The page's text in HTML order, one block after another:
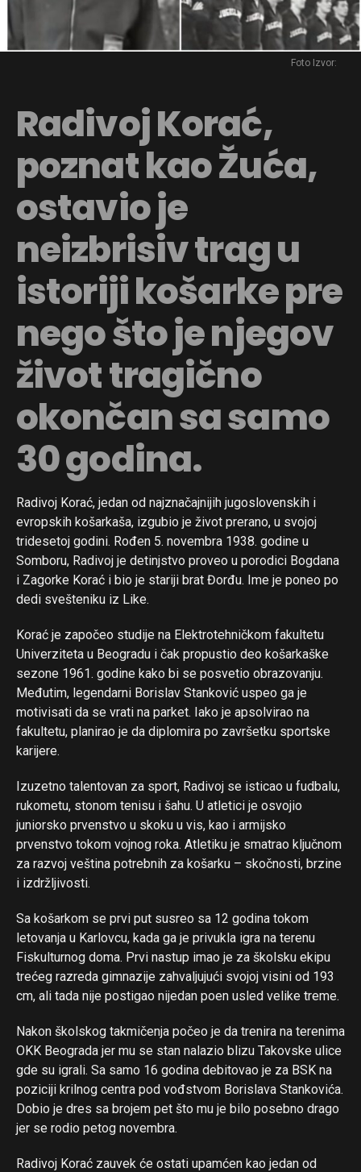
Foto Izvor:
Radivoj Korać,
poznat kao Žuća,
ostavio je
neizbrisiv trag u
istoriji košarke pre
nego što je njegov
život tragično
okončan sa samo
30 godina.
Radivoj Korać, jedan od najznačajnijih jugoslovenskih i
evropskih košarkaša, izgubio je život prerano, u svojoj
tridesetoj godini. Rođen 5. novembra 1938. godine u
Somboru, Radivoj je detinjstvo proveo u porodici Bogdana
i Zagorke Korać i bio je stariji brat Đorđu. Ime je poneo po
dedi svešteniku iz Like.
Korać je započeo studije na Elektrotehničkom fakultetu
Univerziteta u Beogradu i čak propustio deo košarkaške
sezone 1961. godine kako bi se posvetio obrazovanju.
Međutim, legendarni Borislav Stanković uspeo ga je
motivisati da se vrati na parket. Iako je apsolvirao na
fakultetu, planirao je da diplomira po završetku sportske
karijere.
Izuzetno talentovan za sport, Radivoj se isticao u fudbalu,
rukometu, stonom tenisu i šahu. U atletici je osvojio
juniorsko prvenstvo u skoku u vis, kao i armijsko
prvenstvo tokom vojnog roka. Atletiku je smatrao ključnom
za razvoj veština potrebnih za košarku – skočnosti, brzine
i izdržljivosti.
Sa košarkom se prvi put susreo sa 12 godina tokom
letovanja u Karlovcu, kada ga je privukla igra na terenu
Fiskulturnog doma. Prvi nastup imao je za školsku ekipu
trećeg razreda gimnazije zahvaljujući svojoj visini od 193
cm, ali tada nije postigao nijedan poen usled velike treme.
Nakon školskog takmičenja počeo je da trenira na terenima
OKK Beograda jer mu se stan nalazio blizu Takovske ulice
gde su igrali. Sa samo 16 godina debitovao je za BSK na
poziciji krilnog centra pod vođstvom Borislava Stankovića.
Dobio je dres sa brojem pet što mu je bilo posebno drago
jer se rodio petog novembra.
Radivoj Korać zauvek će ostati upamćen kao jedan od
Flipboard
Reddit
Pinterest
Whatsapp
Email